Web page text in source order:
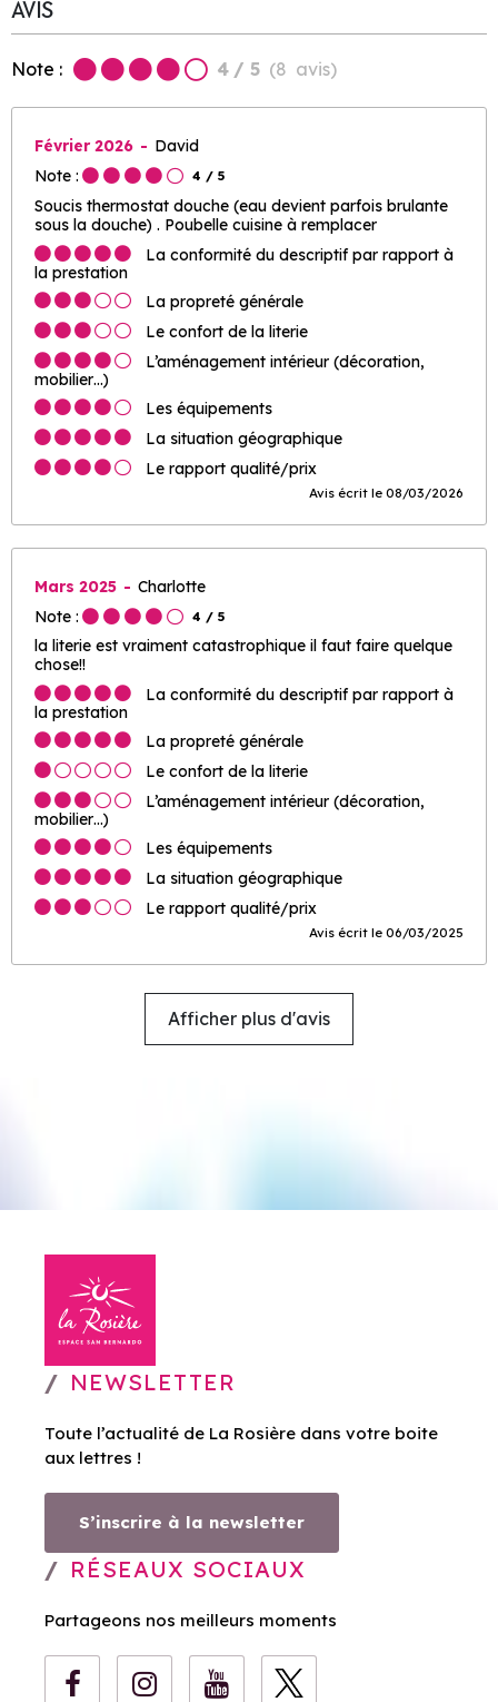
AVIS
Note : 4 / 5 (8 avis)
Février 2026
David
Note :
4 / 5
Soucis thermostat douche (eau devient parfois brulante
sous la douche) . Poubelle cuisine à remplacer
La conformité du descriptif par rapport à
la prestation
La propreté générale
Le confort de la literie
L’aménagement intérieur (décoration,
mobilier…)
Les équipements
La situation géographique
Le rapport qualité/prix
Avis écrit le 08/03/2026
Mars 2025
Charlotte
Note :
4 / 5
la literie est vraiment catastrophique il faut faire quelque
chose!!
La conformité du descriptif par rapport à
la prestation
La propreté générale
Le confort de la literie
L’aménagement intérieur (décoration,
mobilier…)
Les équipements
La situation géographique
Le rapport qualité/prix
Avis écrit le 06/03/2025
Afficher plus d'avis
NEWSLETTER
Toute l’actualité de La Rosière dans votre boite
aux lettres !
S’inscrire à la newsletter
RÉSEAUX SOCIAUX
Partageons nos meilleurs moments